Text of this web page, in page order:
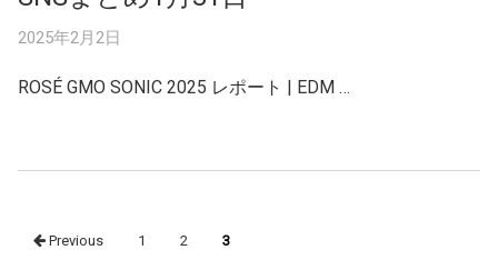
2025年2月2日
ROSÉ GMO SONIC 2025 レポート | EDM …
navigation
Previous 1 2 3